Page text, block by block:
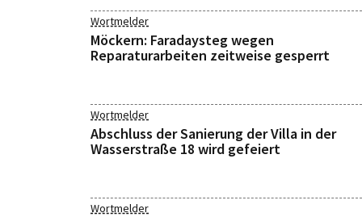
Wortmelder
Möckern: Faradaysteg wegen
Reparaturarbeiten zeitweise gesperrt
Wortmelder
Abschluss der Sanierung der Villa in der
Wasserstraße 18 wird gefeiert
Wortmelder